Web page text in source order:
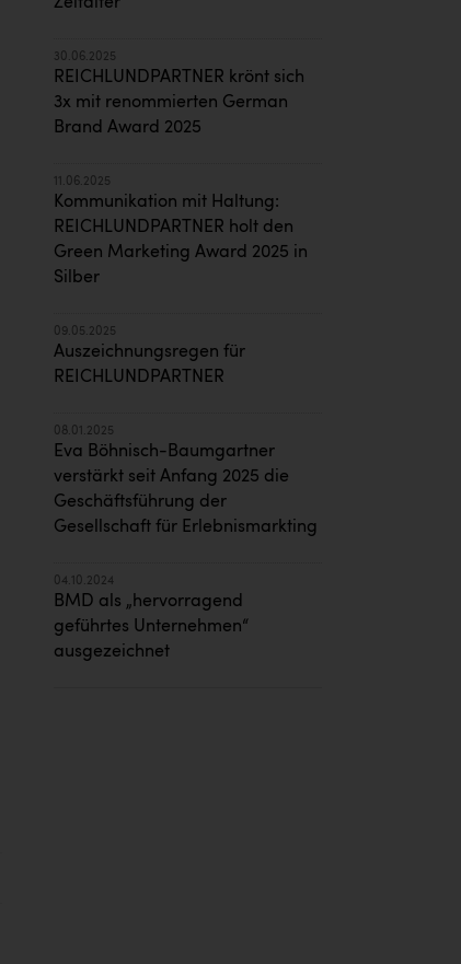
Zeitalter
30.06.2025
REICHLUNDPARTNER krönt sich
3x mit renommierten German
Brand Award 2025
11.06.2025
Kommunikation mit Haltung:
REICHLUNDPARTNER holt den
Green Marketing Award 2025 in
Silber
09.05.2025
Auszeichnungsregen für
REICHLUNDPARTNER
08.01.2025
Eva Böhnisch-Baumgartner
verstärkt seit Anfang 2025 die
Geschäftsführung der
Gesellschaft für Erlebnismarkting
04.10.2024
BMD als „hervorragend
geführtes Unternehmen“
ausgezeichnet